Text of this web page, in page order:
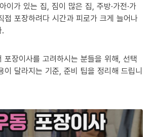
이가 있는 집, 짐이 많은 집, 주방·가전·가
접 포장하려다 시간과 피로가 크게 늘어나
.
포장이사를 고려하시는 분들을 위해, 선택
이 달라지는 기준, 준비 팁을 정리해 드립니